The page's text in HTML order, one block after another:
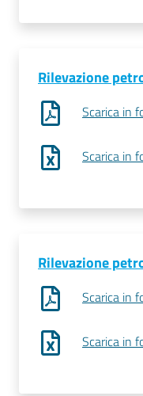
Rilevazione
Scarica in
Scarica in
Rilevazione
Scarica in
Scarica in